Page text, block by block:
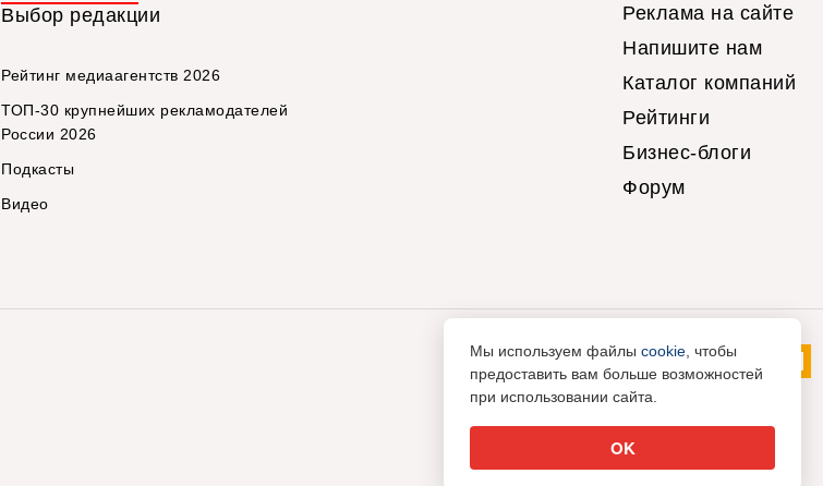
Выбор редакции
Рейтинг медиаагентств 2026
ТОП-30 крупнейших рекламодателей
России 2026
Подкасты
Видео
Реклама на сайте
Напишите нам
Каталог компаний
Рейтинги
Бизнес-блоги
Форум
Мы используем файлы cookie , чтобы
предоставить вам больше возможностей
при использовании сайта.
OK